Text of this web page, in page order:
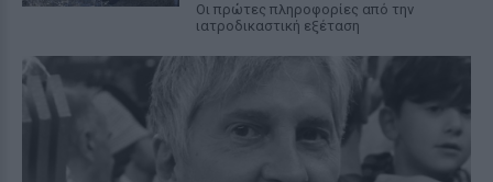
Οι πρώτες πληροφορίες από την
ιατροδικαστική εξέταση